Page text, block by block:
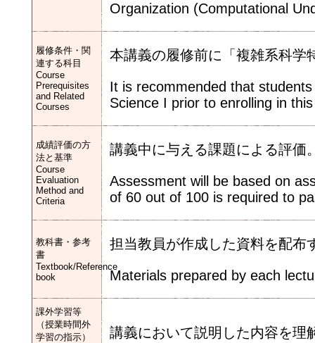
Organization (Computational
履修条件・関
連する科目
Course
Prerequisites
and Related
Courses
本講義の履修前に「複雑系科学
It is recommended that
Science I prior to enrolling in
成績評価の方
法と基準
Course
Evaluation
Method and
Criteria
講義中に与える課題による評価
Assessment will be based on
of 60 out of 100 is required to
教科書・参考
書
Textbook/Reference
book
担当教員が作成した資料を配布
Materials prepared by each
課外学習等
（授業時間外
学習の指示）
講義において説明した内容を理